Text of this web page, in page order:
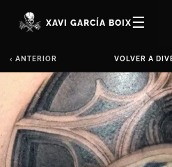
XAVI GARCÍA BOIX☰
‹ ANTERIOR VOLVER A